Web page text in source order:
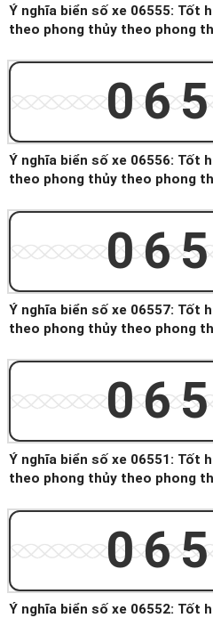
Ý nghĩa biển số xe 06555: Tốt
theo phong thủy theo phong
Ý nghĩa biển số xe 06556: Tốt
theo phong thủy theo phong
Ý nghĩa biển số xe 06557: Tốt
theo phong thủy theo phong
Ý nghĩa biển số xe 06551: Tốt
theo phong thủy theo phong
Ý nghĩa biển số xe 06552: Tốt